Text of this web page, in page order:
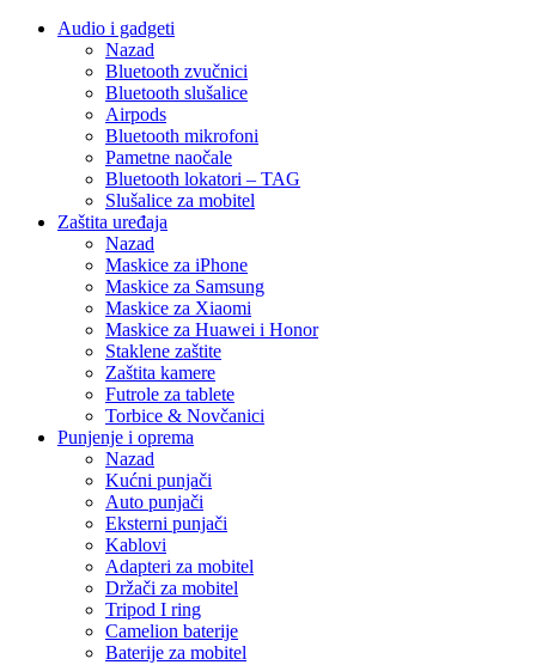
Audio i gadgeti
Nazad
Bluetooth zvučnici
Bluetooth slušalice
Airpods
Bluetooth mikrofoni
Pametne naočale
Bluetooth lokatori – TAG
Slušalice za mobitel
Zaštita uređaja
Nazad
Maskice za iPhone
Maskice za Samsung
Maskice za Xiaomi
Maskice za Huawei i Honor
Staklene zaštite
Zaštita kamere
Futrole za tablete
Torbice & Novčanici
Punjenje i oprema
Nazad
Kućni punjači
Auto punjači
Eksterni punjači
Kablovi
Adapteri za mobitel
Držači za mobitel
Tripod I ring
Camelion baterije
Baterije za mobitel